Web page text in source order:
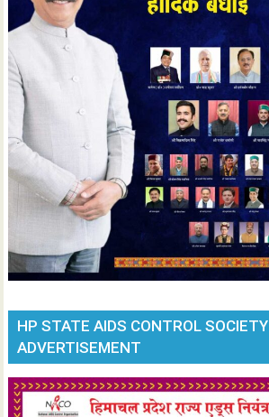
HP STATE AIDS CONTROL SOCIETY
ADVERTISEMENT